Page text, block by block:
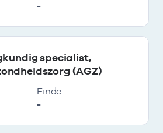
-
specialist,
(AGZ)
Einde
-